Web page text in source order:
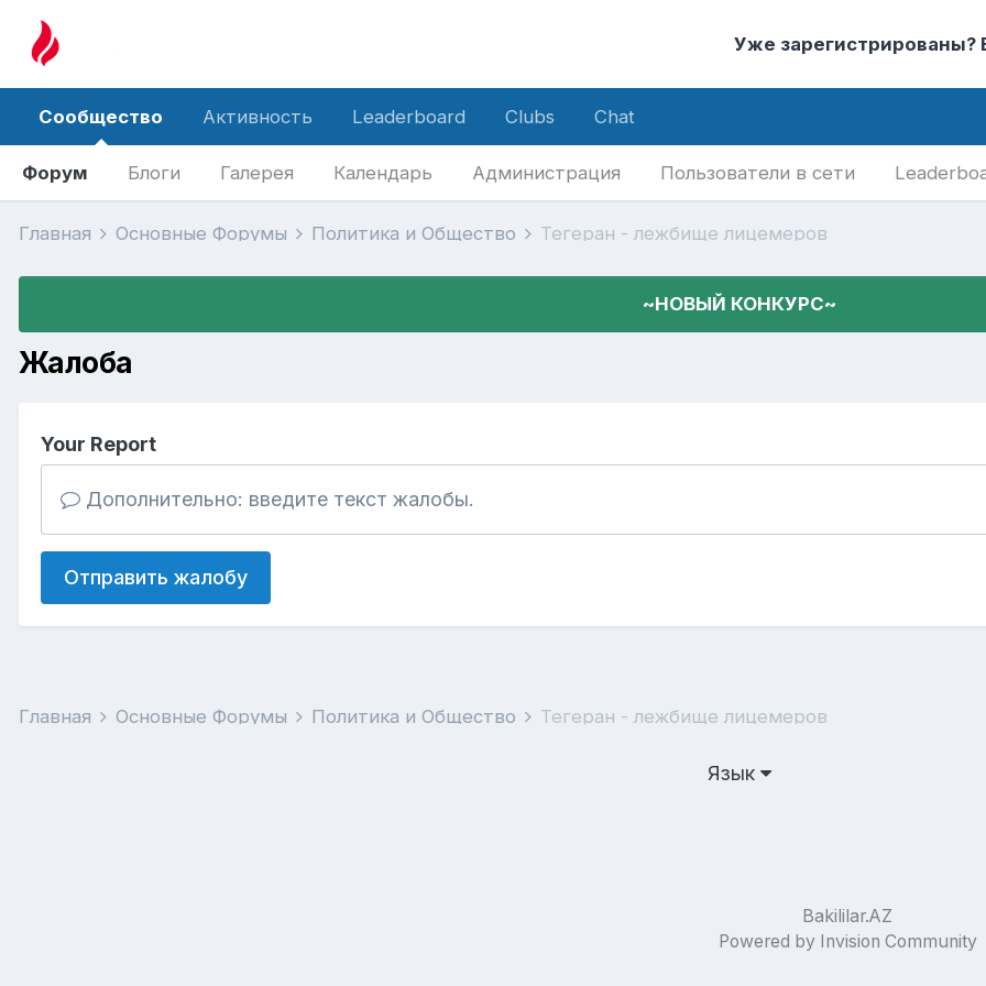
Уже зарегистрированы?
Сообщество
Форум Блоги Галерея Календарь Администрация Пользователи в сети
Активность Leaderboard Clubs Chat
Главная Основные Форумы Политика и Общество Тегеран - лежбище лицемеров
~НОВЫЙ КОНКУРС~
Жалоба
Your Report
Дополнительно: введите текст жалобы.
Отправить жалобу
Главная Основные Форумы Политика и Общество Тегеран - лежбище лицемеров
Язык
Bakililar.AZ
Powered by Invision Community